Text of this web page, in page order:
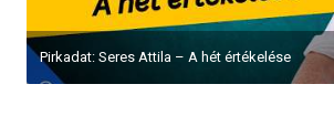
Pirkadat: Seres Attila – A hét értékelése